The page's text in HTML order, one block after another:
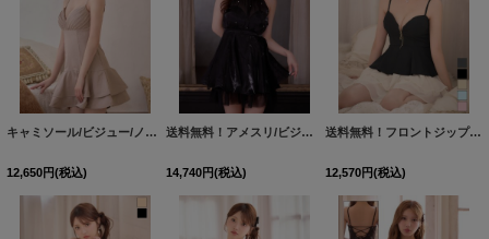
キャミソール/ビジュー/ノースリーブ/バックレースアップ/谷間見せ/フリルスカート/ミニドレス/キャバドレス【S-Mサイズ/1カラー】[OF03]【YN】dzwsBF【予約商品/9月上旬発送予定】
12,650円(税込)
送料無料！アメスリ/ビジュー/胸閉じ/シフォン生地/チュール/フレア/ミニドレス/キャバドレス【XS-Mサイズ/2カラー】[OF03]【YN】dzwjgBF【予約商品/8月中旬発送予定】
14,740円(税込)
送料無料！フロントジップ/キャミソール/２段フリル/ティアード/ミニドレス/キャバドレス【XS-Mサイズ/5カラー】[OF03]【YN】dzjv【一部予約商品/9月中旬発送予定】
12,570円(税込)